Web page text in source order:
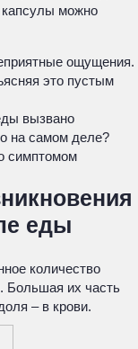
можно
ощущения.
это пустым
вызвано
на самом деле?
симптомом
еды
количество
Большая их часть
– в крови.